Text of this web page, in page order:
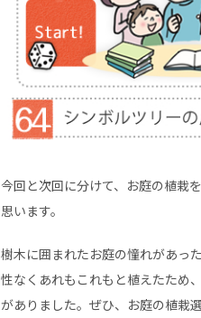
今回と次回に分けて、お庭の植栽
思います。
樹木に囲まれたお庭の憧れがあっ
性なくあれもこれもと植えたため
がありました。ぜひ、お庭の植栽